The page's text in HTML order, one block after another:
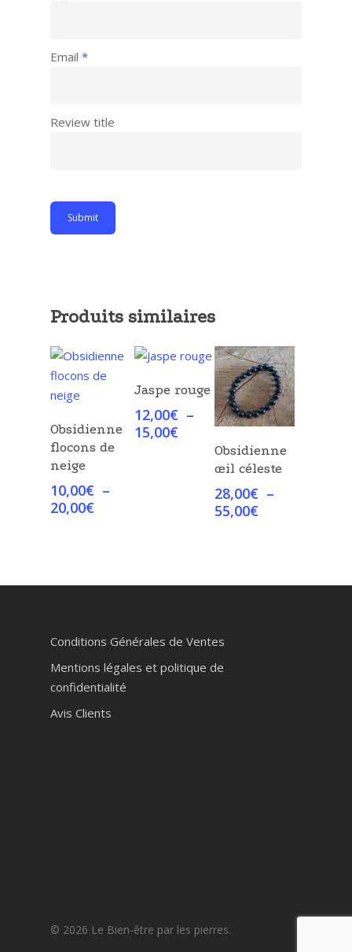
Email *
Review title
Produits similaires
Choix Des
Options
Obsidienne
flocons de
neige
10,00€ –
20,00€Plage
Options
Jaspe rouge
12,00€ –
15,00€Plage
15,00€
Choix Des
Options
Obsidienne
œil céleste
28,00€ –
55,00€Plage
Conditions Générales de Ventes
Mentions légales et politique de
confidentialité
Avis Clients
© 2026 Le Bien-être par les pierres.